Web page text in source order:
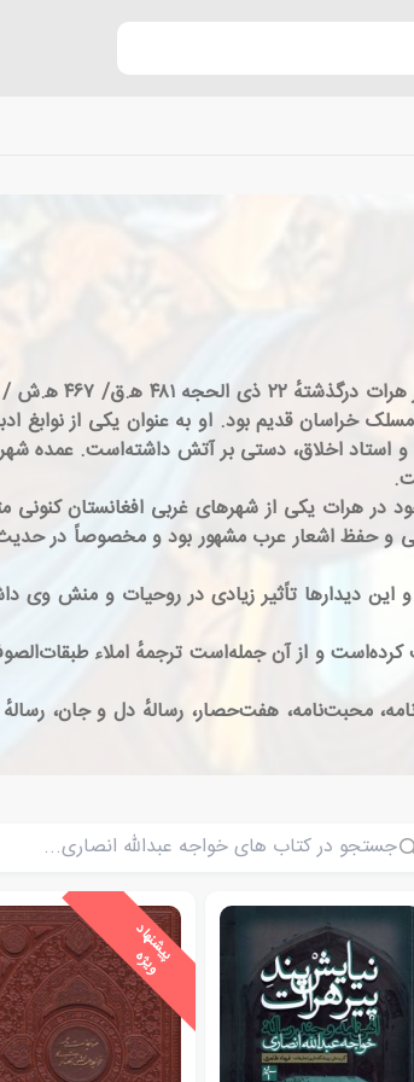
خراسان قدیم بود. او به عنوان یکی از
اهل فن جدل و استاد اخلاق، دستی بر آتش داشته‌است.
در هرات یکی از شهرهای غربی افغانستان کنونی
و حفظ اشعار عرب مشهور بود و مخصوصاً در
این دیدارها تاًثیر زیادی در روحیات و منش وی
و از آن جمله‌است ترجمهٔ املاء
محبت‌نامه، هفت‌حصار، رسالهٔ دل و جان،
پ
ی
ش
ن
ه
ا
د
و
ی
ژ
ه